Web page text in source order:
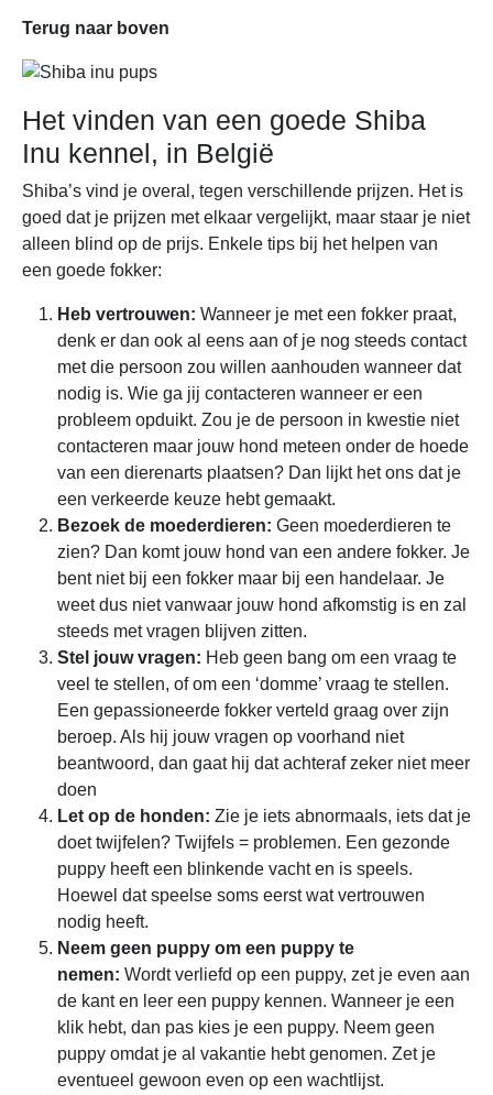
Terug naar boven
Het vinden van een goede Shiba
Inu kennel, in België
Shiba’s vind je overal, tegen verschillende prijzen. Het is
goed dat je prijzen met elkaar vergelijkt, maar staar je niet
alleen blind op de prijs. Enkele tips bij het helpen van
een goede fokker:
Heb vertrouwen: Wanneer je met een fokker praat,
denk er dan ook al eens aan of je nog steeds contact
met die persoon zou willen aanhouden wanneer dat
nodig is. Wie ga jij contacteren wanneer er een
probleem opduikt. Zou je de persoon in kwestie niet
contacteren maar jouw hond meteen onder de hoede
van een dierenarts plaatsen? Dan lijkt het ons dat je
een verkeerde keuze hebt gemaakt.
Bezoek de moederdieren: Geen moederdieren te
zien? Dan komt jouw hond van een andere fokker. Je
bent niet bij een fokker maar bij een handelaar. Je
weet dus niet vanwaar jouw hond afkomstig is en zal
steeds met vragen blijven zitten.
Stel jouw vragen: Heb geen bang om een vraag te
veel te stellen, of om een ‘domme’ vraag te stellen.
Een gepassioneerde fokker verteld graag over zijn
beroep. Als hij jouw vragen op voorhand niet
beantwoord, dan gaat hij dat achteraf zeker niet meer
doen
Let op de honden: Zie je iets abnormaals, iets dat je
doet twijfelen? Twijfels = problemen. Een gezonde
puppy heeft een blinkende vacht en is speels.
Hoewel dat speelse soms eerst wat vertrouwen
nodig heeft.
Neem geen puppy om een puppy te
nemen: Wordt verliefd op een puppy, zet je even aan
de kant en leer een puppy kennen. Wanneer je een
klik hebt, dan pas kies je een puppy. Neem geen
puppy omdat je al vakantie hebt genomen. Zet je
eventueel gewoon even op een wachtlijst.